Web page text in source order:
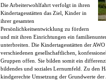
Die Arbeiterwohlfahrt verfolgt in ihren
Kindertagesstätten das Ziel, Kinder in
ihrer gesamten
Persönlichkeitsentwicklung zu fördern
und mit ihren Einrichtungen ein
unterbreiten. Die Kindertagesstätten der
verschiedenen gesellschaftlichen,
Gruppen offen. Sie bilden somit ein
bildendes und soziales Lernumfeld. Zu den
kindgerechte Umsetzung der Grundwerte